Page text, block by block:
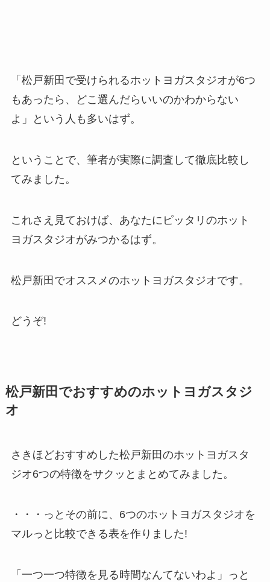
「松戸新田で受けられるホットヨガスタジオが6つ
もあったら、どこ選んだらいいのかわからない
よ」という人も多いはず。
ということで、筆者が実際に調査して徹底比較し
てみました。
これさえ見ておけば、あなたにピッタリのホット
ヨガスタジオがみつかるはず。
松戸新田でオススメのホットヨガスタジオです。
どうぞ!
松戸新田でおすすめのホットヨガスタジ
オ
さきほどおすすめした松戸新田のホットヨガスタ
ジオ6つの特徴をサクッとまとめてみました。
・・・っとその前に、6つのホットヨガスタジオを
マルっと比較できる表を作りました!
「一つ一つ特徴を見る時間なんてないわよ」っと